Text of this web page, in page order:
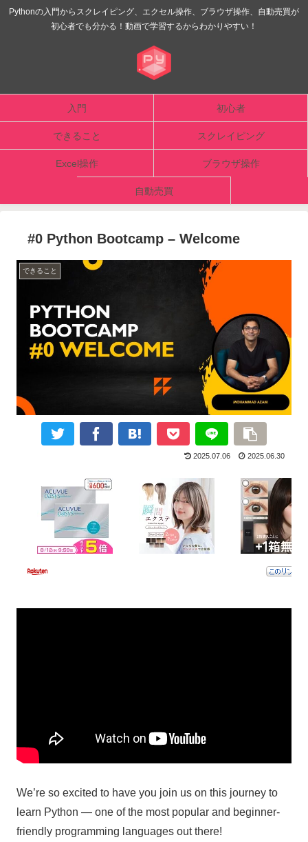
Pythonの入門からスクレイピング、エクセル操作、ブラウザ操作、自動売買が
初心者でも分かる！動画で学習するからわかりやすい！
入門 初心者
できること スクレイピング
Excel操作 ブラウザ操作
自動売買
#0 Python Bootcamp – Welcome
できること
2025.07.06 2025.06.30
We’re so excited to have you join us on this journey to
learn Python — one of the most popular and beginner-
friendly programming languages out there!